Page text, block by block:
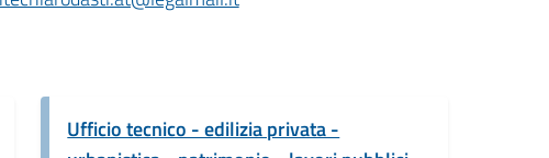
Ufficio tecnico - edilizia privata -